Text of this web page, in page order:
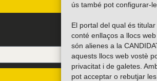
ús també pot configurar-
El portal del qual és titular
conté enllaços a llocs
són alienes a la
aquests llocs web vostè
privacitat i de galetes.
pot acceptar o rebutjar